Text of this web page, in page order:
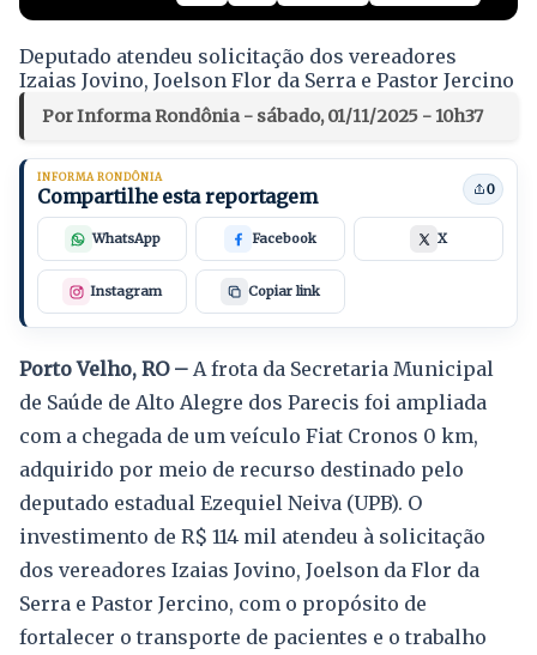
Deputado atendeu solicitação dos vereadores
Izaias Jovino, Joelson Flor da Serra e Pastor Jercino
Por Informa Rondônia - sábado, 01/11/2025 - 10h37
INFORMA RONDÔNIA
Compartilhe esta reportagem 0
WhatsApp Facebook X
Instagram Copiar link
Porto Velho, RO – A frota da Secretaria Municipal
de Saúde de Alto Alegre dos Parecis foi ampliada
com a chegada de um veículo Fiat Cronos 0 km,
adquirido por meio de recurso destinado pelo
deputado estadual Ezequiel Neiva (UPB). O
investimento de R$ 114 mil atendeu à solicitação
dos vereadores Izaias Jovino, Joelson da Flor da
Serra e Pastor Jercino, com o propósito de
fortalecer o transporte de pacientes e o trabalho